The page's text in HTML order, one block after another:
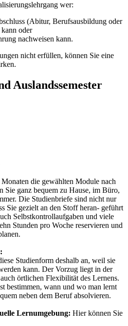
wer:
(Abitur, Berufsausbildung oder
oder
nachweisen kann.
nicht erfüllen, können Sie eine
Auslandssemester
die gewählten Module nach
Sie ganz bequem zu Hause, im Büro,
Die Studienbriefe sind nicht nur
Sie gezielt an den Stoff heran- geführt
Selbstkontrollaufgaben und viele
Stunden pro Woche reservieren und
Studienform deshalb an, weil sie
kann. Der Vorzug liegt in der
örtlichen Flexibilität des Lernens.
bestimmen, wann und wo man lernt
neben dem Beruf absolvieren.
Lernumgebung: Hier können Sie